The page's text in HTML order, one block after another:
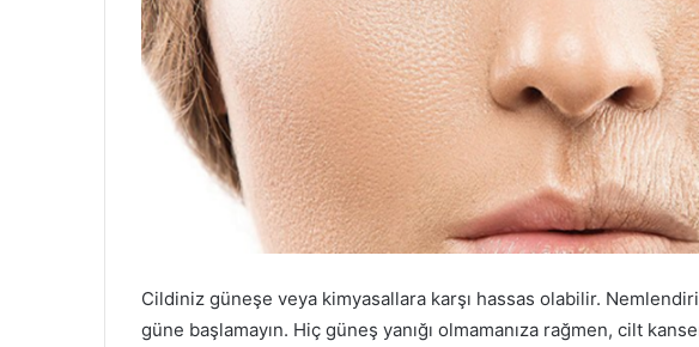
Cildiniz güneşe veya kimyasallara karşı hassas olabilir.
güne başlamayın. Hiç güneş yanığı olmamanıza rağmen, cilt